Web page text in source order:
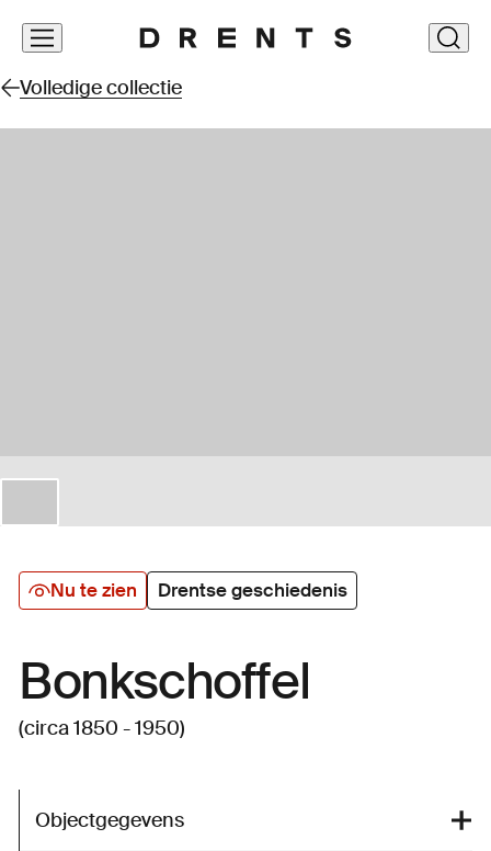
Navigatie
Volledige collectie
Nu te zien Drentse geschiedenis
Bonkschoffel
(circa 1850 - 1950)
Objectgegevens